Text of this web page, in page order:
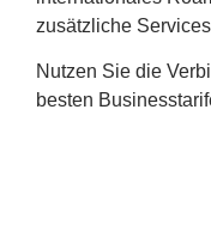
zusätzliche
Nutzen Sie die
besten